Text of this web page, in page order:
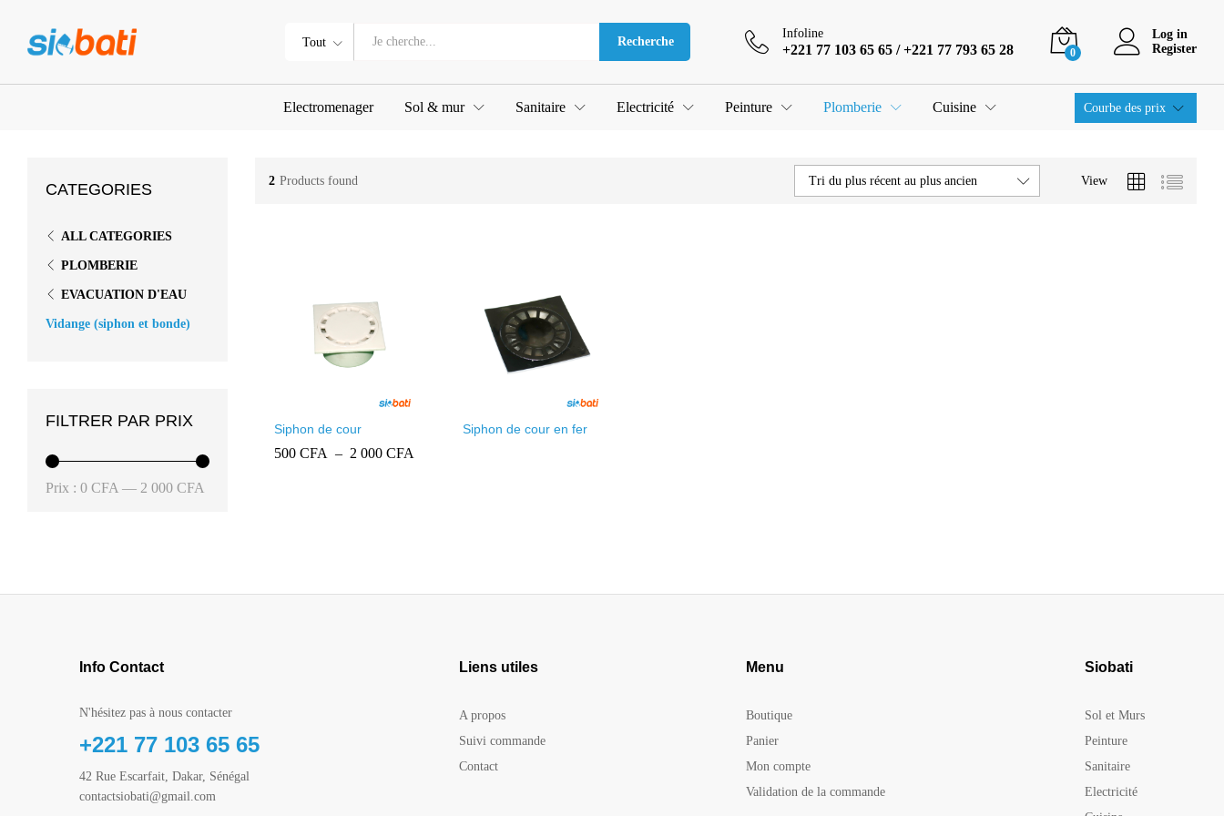
Tout Recherche
Infoline
+221 77 103 65 65 / +221 77 793 65 28 0
Log in
Register
Electromenager Sol & mur Sanitaire Electricité Peinture Plomberie Cuisine Courbe des prix
2 Products found View
Tri du plus récent au plus ancien
Siphon de cour
500 CFA – 2 000 CFA
500 CFA 2 000 CFA
Siphon de cour en fer
CATEGORIES
ALL CATEGORIES
PLOMBERIE
EVACUATION D'EAU
Vidange (siphon et bonde)
FILTRER PAR PRIX
Prix : 0 CFA — 2 000 CFA
Info Contact
N'hésitez pas à nous contacter
+221 77 103 65 65
42 Rue Escarfait, Dakar, Sénégal
contactsiobati@gmail.com
Liens utiles
A propos
Suivi commande
Contact
Menu
Boutique
Panier
Mon compte
Validation de la commande
Siobati
Sol et Murs
Peinture
Sanitaire
Electricité